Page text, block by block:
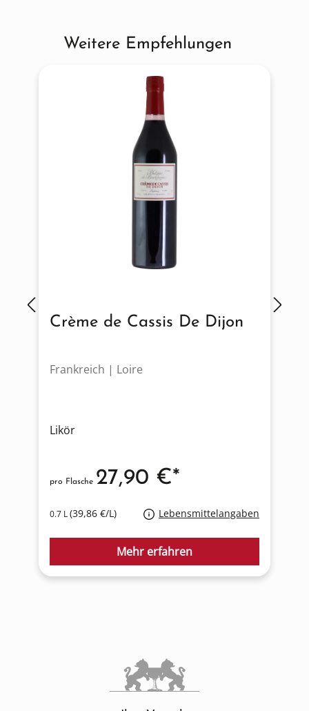
Produktgalerie überspringen
Weitere Empfehlungen
Crème de Cassis De Dijon
Frankreich | Loire
Likör
0.7 L(39,86 €/L) Lebensmittelangaben
pro Flasche 27,90 €*
Mehr erfahren